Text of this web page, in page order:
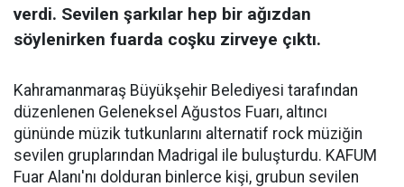
verdi. Sevilen şarkılar hep bir ağızdan
söylenirken fuarda coşku zirveye çıktı.
Kahramanmaraş Büyükşehir Belediyesi tarafından
düzenlenen Geleneksel Ağustos Fuarı, altıncı
gününde müzik tutkunlarını alternatif rock müziğin
sevilen gruplarından Madrigal ile buluşturdu. KAFUM
Fuar Alanı'nı dolduran binlerce kişi, grubun sevilen